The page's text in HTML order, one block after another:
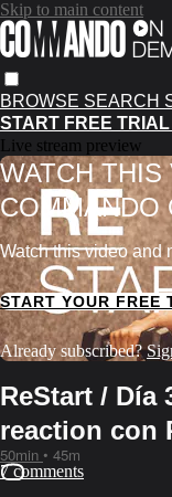
Skip to main content
BROWSE SEARCH
START FREE TRIAL
Live stream preview
WATCH
COMMANDO
Watch this video and
START YOUR FREE
Already subscribed?
ReStart / Día
reaction con
50min • 45m
7 comments